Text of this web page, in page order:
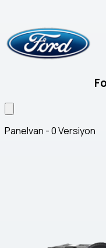
Panelvan - 0 Versiyon